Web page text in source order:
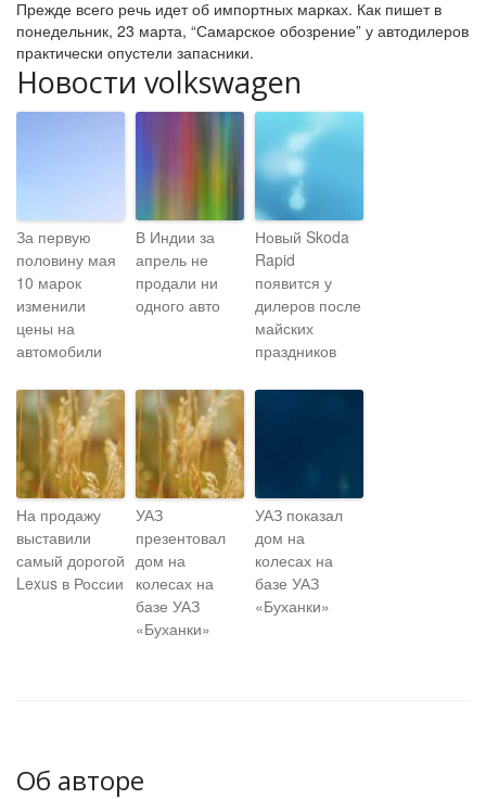
Прежде всего речь идет об импортных марках. Как пишет в
понедельник, 23 марта, “Самарское обозрение” у автодилеров
практически опустели запасники.
Новости volkswagen
За первую
половину мая
10 марок
изменили
цены на
автомобили
В Индии за
апрель не
продали ни
одного авто
Новый Skoda
Rapid
появится у
дилеров после
майских
праздников
На продажу
выставили
самый дорогой
Lexus в России
УАЗ
презентовал
дом на
колесах на
базе УАЗ
«Буханки»
УАЗ показал
дом на
колесах на
базе УАЗ
«Буханки»
Об авторе